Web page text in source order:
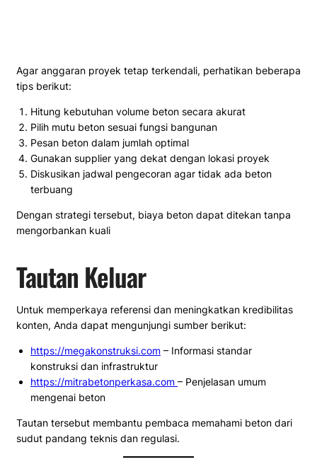
Agar anggaran proyek tetap terkendali, perhatikan beberapa
tips berikut:
Hitung kebutuhan volume beton secara akurat
Pilih mutu beton sesuai fungsi bangunan
Pesan beton dalam jumlah optimal
Gunakan supplier yang dekat dengan lokasi proyek
Diskusikan jadwal pengecoran agar tidak ada beton
terbuang
Dengan strategi tersebut, biaya beton dapat ditekan tanpa
mengorbankan kuali
Tautan Keluar
Untuk memperkaya referensi dan meningkatkan kredibilitas
konten, Anda dapat mengunjungi sumber berikut:
https://megakonstruksi.com – Informasi standar
konstruksi dan infrastruktur
https://mitrabetonperkasa.com – Penjelasan umum
mengenai beton
Tautan tersebut membantu pembaca memahami beton dari
sudut pandang teknis dan regulasi.